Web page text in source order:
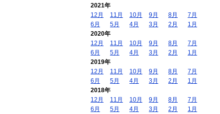
2021年
12月
11月 10月 9月 8月
7月
6月
5月 4月 3月 2月
1月
2020年
12月
11月 10月 9月 8月
7月
6月
5月 4月 3月 2月
1月
2019年
12月
11月 10月 9月 8月
7月
6月
5月 4月 3月 2月
1月
2018年
12月
11月 10月 9月 8月
7月
6月
5月 4月 3月 2月
1月